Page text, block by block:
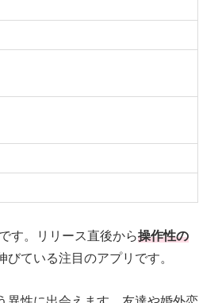
す。リリース直後から操作性の
ている注目のアプリです。